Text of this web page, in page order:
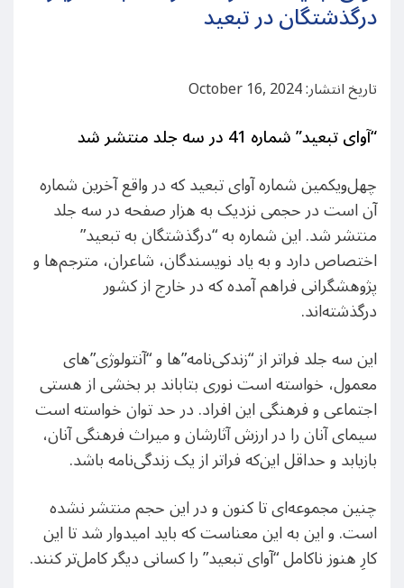
درگذشتگان در تبعید
تاریخ انتشار: October 16, 2024
“آوای تبعید” شماره 41 در سه جلد منتشر شد
چهل‌ویکمین شماره آوای تبعید که در واقع آخرین شماره
آن است در حجمی نزدیک به هزار صفحه در سه جلد
منتشر شد. این شماره به “درگذشتگان به تبعید”
اختصاص دارد و به یاد نویسندگان، شاعران، مترجم‌ها و
پژوهشگرانی فراهم آمده که در خارج از کشور
درگذشته‌اند.
این سه جلد فراتر از “زندکی‌نامه”ها و “آنتولوژی‌”‌های
معمول، خواسته است نوری بتاباند بر بخشی از هستی
اجتماعی و فرهنگی این افراد. در حد توان خواسته است
سیمای آنان را در ارزش آثارشان و میراث فرهنگی آنان،
بازیابد و حداقل این‌که فراتر از یک زندگی‌نامه باشد.
چنین مجموعه‌ای تا کنون و در این حجم منتشر نشده
است. و این به این معناست که باید امیدوار شد تا این
کارِ هنوز ناکامل “آوای تبعید” را کسانی دیگر کامل‌تر کنند.